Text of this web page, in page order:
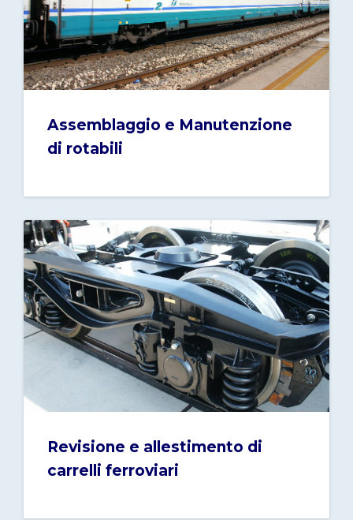
Assemblaggio e Manutenzione
di rotabili
Revisione e allestimento di
carrelli ferroviari